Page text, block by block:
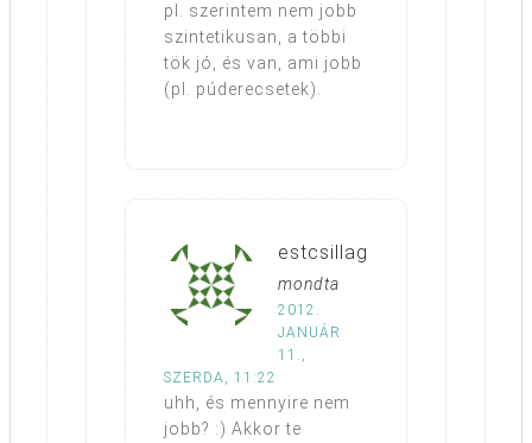
pl. szerintem nem jobb
szintetikusan, a többi
tök jó, és van, ami jobb
(pl. púderecsetek).
estcsillag
mondta
2012.
JANUÁR
11.,
SZERDA, 11:22
uhh, és mennyire nem
jobb? :) Akkor te